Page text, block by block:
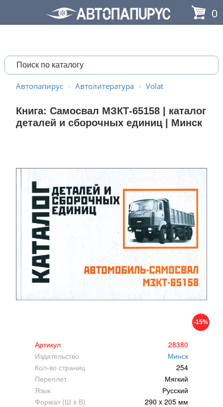
0
Автопапирус Автолитература Volat
Книга: Самосвал МЗКТ-65158 | каталог
деталей и сборочных единиц | Минск
-15%
Артикул
28380
Издательство
Минск
Кол-во страниц
254
Переплет
Мягкий
Язык
Русский
Формат (Ш x В)
290 x 205 мм